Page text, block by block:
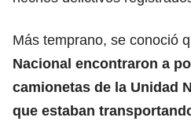
Más temprano, se conoció
Nacional encontraron a
camionetas de la Unidad
que estaban